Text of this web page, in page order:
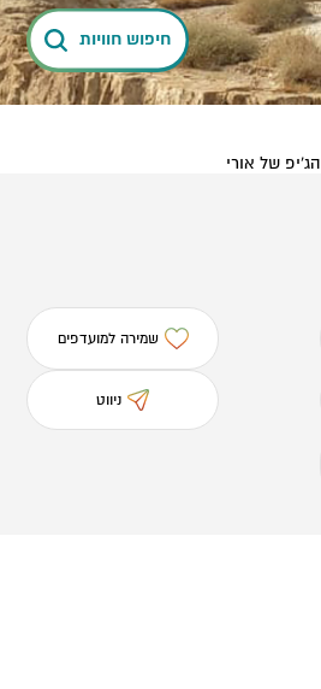
חיפוש חוויות
הג'יפ של אורי
שמירה למועדפים
ניווט